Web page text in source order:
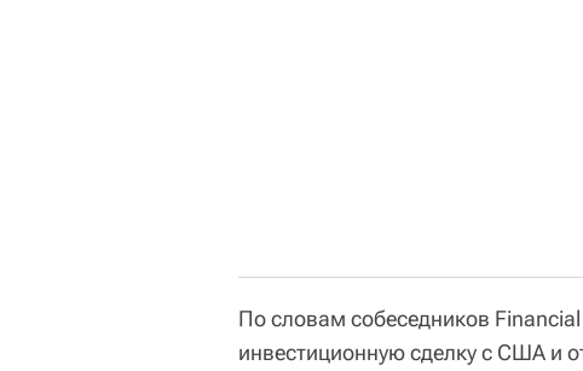
По словам собеседников
инвестиционную сделку с США и